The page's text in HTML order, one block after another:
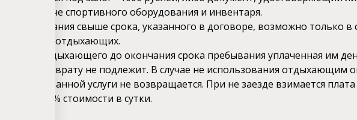
при сдаче спортивного оборудования и инвентаря.
пребывания свыше срока, указанного в договоре, возможно только в
для других отдыхающих.
выезда отдыхающего до окончания срока пребывания уплаченная им
и возврату не подлежит. В случае не использования отдыхающим
забронированной услуги не возвращается. При не заезде взимается
100% стоимости в сутки.